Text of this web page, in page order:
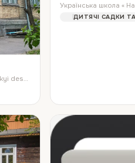
Ukrainian International School. Klovs'kyi descent, 8, Kyiv, Ukraine, 01021